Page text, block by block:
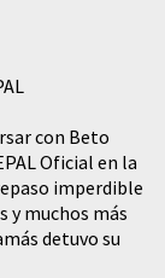
con Beto
Oficial en la
imperdible
y muchos más
detuvo su